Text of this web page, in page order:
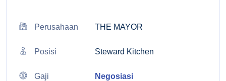
Perusahaan THE MAYOR
Posisi Steward Kitchen
Gaji Negosiasi